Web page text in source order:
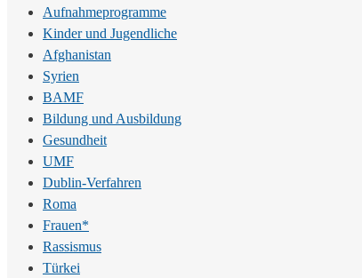
Aufnahmeprogramme
Kinder und Jugendliche
Afghanistan
Syrien
BAMF
Bildung und Ausbildung
Gesundheit
UMF
Dublin-Verfahren
Roma
Frauen*
Rassismus
Türkei